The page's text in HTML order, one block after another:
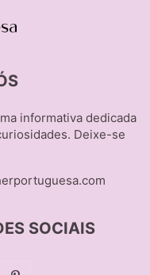
informativa dedicada
Deixe-se
SOCIAIS